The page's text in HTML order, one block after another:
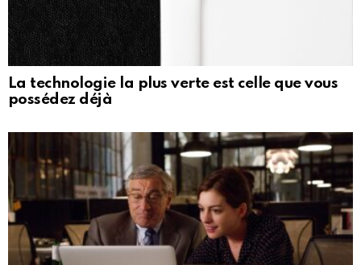
La technologie la plus verte est celle que vous
possédez déjà